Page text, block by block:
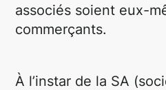
associés soient eux-
commerçants.
À l’instar de la SA